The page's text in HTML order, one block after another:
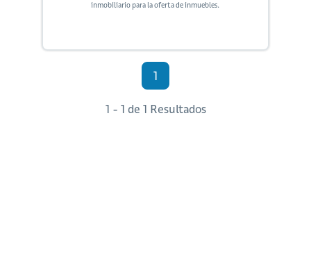
inmobiliario para la oferta de inmuebles.
1
1 - 1 de 1 Resultados